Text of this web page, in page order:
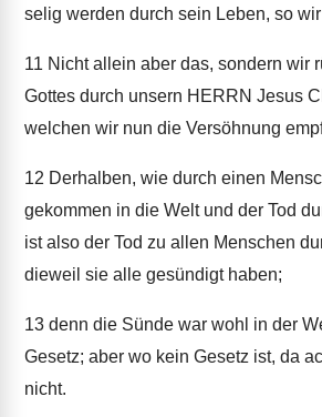
selig werden durch sein Leben, so
11 Nicht allein aber das, sondern wir
Gottes durch unsern HERRN Jesus
welchen wir nun die Versöhnung
12 Derhalben, wie durch einen
gekommen in die Welt und der Tod
ist also der Tod zu allen Menschen
dieweil sie alle gesündigt haben;
13 denn die Sünde war wohl in der
Gesetz; aber wo kein Gesetz ist, da
nicht.